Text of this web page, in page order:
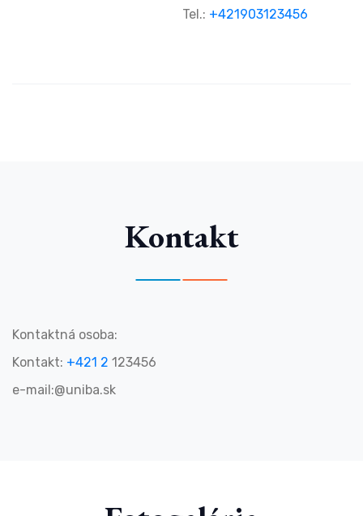
Tel.: +421903123456
Kontakt
Kontaktná osoba:
Kontakt: +421 2 123456
e-mail:@uniba.sk